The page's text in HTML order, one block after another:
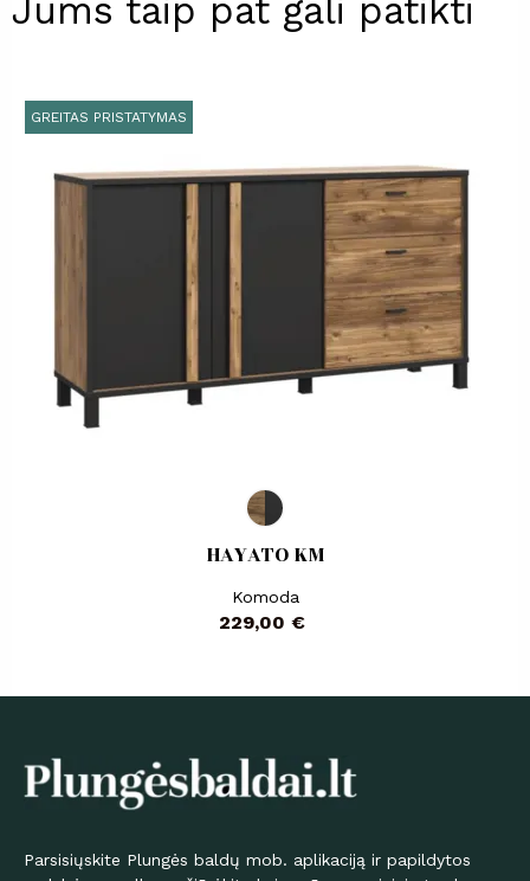
Jums taip pat gali patikti
GREITAS PRISTATYMAS
HAYATO KM
Komoda
Kaina
229,00 €
Parsisiųskite Plungės baldų mob. aplikaciją ir papildytos